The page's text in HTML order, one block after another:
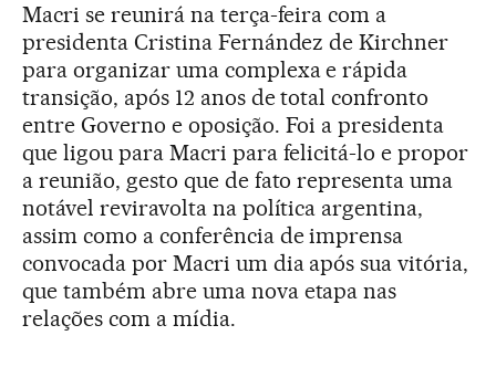
Macri se reunirá na terça-feira com a
presidenta Cristina Fernández de Kirchner
para organizar uma complexa e rápida
transição, após 12 anos de total confronto
entre Governo e oposição. Foi a presidenta
que ligou para Macri para felicitá-lo e propor
a reunião, gesto que de fato representa uma
notável reviravolta na política argentina,
assim como a conferência de imprensa
convocada por Macri um dia após sua vitória,
que também abre uma nova etapa nas
relações com a mídia.